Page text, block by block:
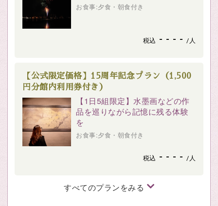
お食事:夕食・朝食付き
税込 - - - - /人
【公式限定価格】15周年記念プラン（1,500
円分館内利用券付き）
【1日5組限定】水墨画などの作
品を巡りながら記憶に残る体験
を
お食事:夕食・朝食付き
税込 - - - - /人
すべてのプランをみる